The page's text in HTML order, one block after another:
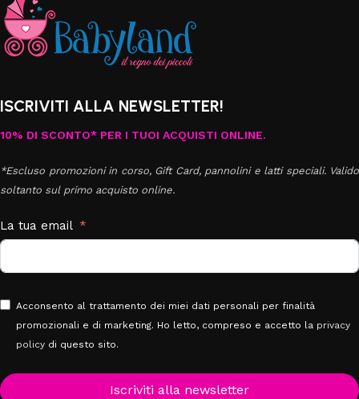
ISCRIVITI ALLA NEWSLETTER!
10% DI SCONTO* PER I TUOI ACQUISTI ONLINE.
*Escluso promozioni in corso, Gift Card, pannolini e latti speciali. Valido
soltanto sul primo acquisto online.
La tua email
Acconsento al trattamento dei miei dati personali per finalità
promozionali e di marketing. Ho letto, compreso e accetto la privacy
policy di questo sito.
Iscriviti alla newsletter